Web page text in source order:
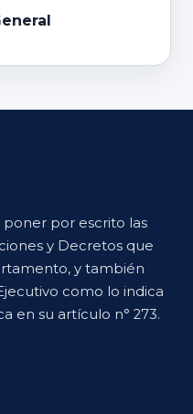
por escrito las
y Decretos que
y también
como lo indica
en su artículo n° 273.